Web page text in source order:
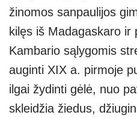
žinomos sanpaulijos
kilęs iš Madagaskaro ir
Kambario sąlygomis
auginti XIX a. pirmoje
ilgai žydinti gėlė, nuo
skleidžia žiedus,